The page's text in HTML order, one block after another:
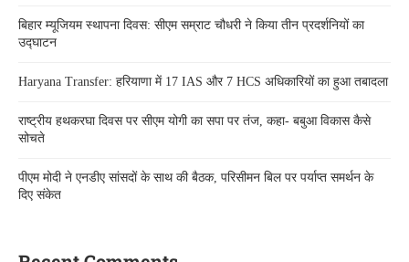
बिहार म्यूजियम स्थापना दिवस: सीएम सम्राट चौधरी ने किया तीन प्रदर्शनियों का
उद्घाटन
Haryana Transfer: हरियाणा में 17 IAS और 7 HCS अधिकारियों का हुआ तबादला
राष्ट्रीय हथकरघा दिवस पर सीएम योगी का सपा पर तंज, कहा- बबुआ विकास कैसे
सोचते
पीएम मोदी ने एनडीए सांसदों के साथ की बैठक, परिसीमन बिल पर पर्याप्त समर्थन के
दिए संकेत